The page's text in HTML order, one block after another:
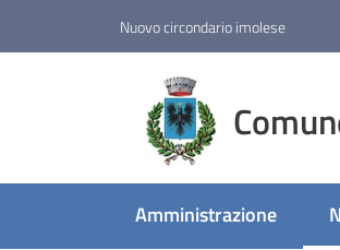
Nuovo circondario imolese
Amministrazione